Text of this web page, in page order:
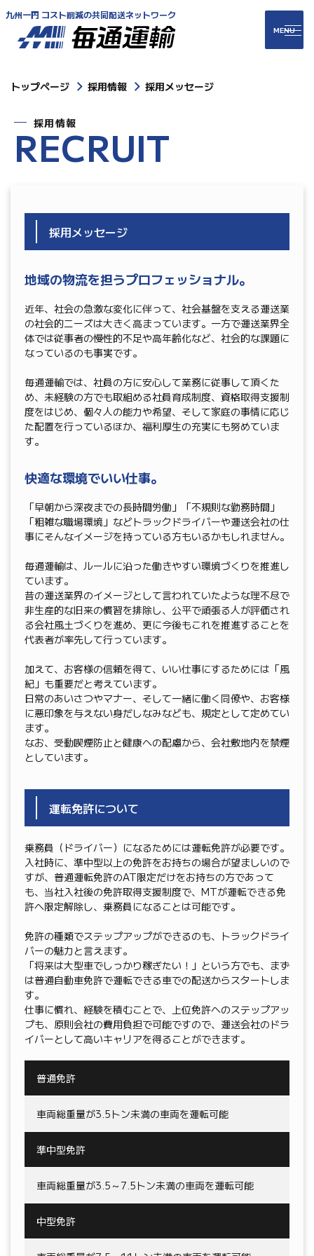
九州一円 コスト削減の共同配送ネットワーク
トップページ 採用情報 採用メッセージ
採用情報
RECRUIT
採用メッセージ
地域の物流を担うプロフェッショナル。
近年、社会の急激な変化に伴って、社会基盤を支える運送業
の社会的ニーズは大きく高まっています。一方で運送業界全
体では従事者の慢性的不足や高年齢化など、社会的な課題に
なっているのも事実です。
毎通運輸では、社員の方に安心して業務に従事して頂くた
め、未経験の方でも取組める社員育成制度、資格取得支援制
度をはじめ、個々人の能力や希望、そして家庭の事情に応じ
た配置を行っているほか、福利厚生の充実にも努めていま
す。
快適な環境でいい仕事。
「早朝から深夜までの長時間労働」「不規則な勤務時間」
「粗雑な職場環境」などトラックドライバーや運送会社の仕
事にそんなイメージを持っている方もいるかもしれません。
毎通運輸は、ルールに沿った働きやすい環境づくりを推進し
ています。
昔の運送業界のイメージとして言われていたような理不尽で
非生産的な旧来の慣習を排除し、公平で頑張る人が評価され
る会社風土づくりを進め、更に今後もこれを推進することを
代表者が率先して行っています。
加えて、お客様の信頼を得て、いい仕事にするためには「風
紀」も重要だと考えています。
日常のあいさつやマナー、そして一緒に働く同僚や、お客様
に悪印象を与えない身だしなみなども、規定として定めてい
ます。
なお、受動喫煙防止と健康への配慮から、会社敷地内を禁煙
としています。
運転免許について
乗務員（ドライバー）になるためには運転免許が必要です。
入社時に、準中型以上の免許をお持ちの場合が望ましいので
すが、普通運転免許のAT限定だけをお持ちの方であって
も、当社入社後の免許取得支援制度で、MTが運転できる免
許へ限定解除し、乗務員になることは可能です。
免許の種類でステップアップができるのも、トラックドライ
バーの魅力と言えます。
「将来は大型車でしっかり稼ぎたい！」という方でも、まず
は普通自動車免許で運転できる車での配送からスタートしま
す。
仕事に慣れ、経験を積むことで、上位免許へのステップアッ
プも、原則会社の費用負担で可能ですので、運送会社のドラ
イバーとして高いキャリアを得ることができます。
普通免許
車両総重量が3.5トン未満の車両を運転可能
準中型免許
車両総重量が3.5～7.5トン未満の車両を運転可能
中型免許